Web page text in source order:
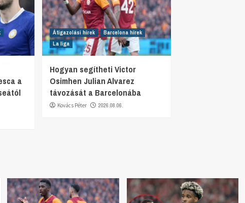
a
Átigazolási hírek
Barcelona hírek
La liga
Hogyan segítheti Victor
Osimhen Julian Alvarez
távozását a Barcelonába
Kovács Péter 2026.08.06.